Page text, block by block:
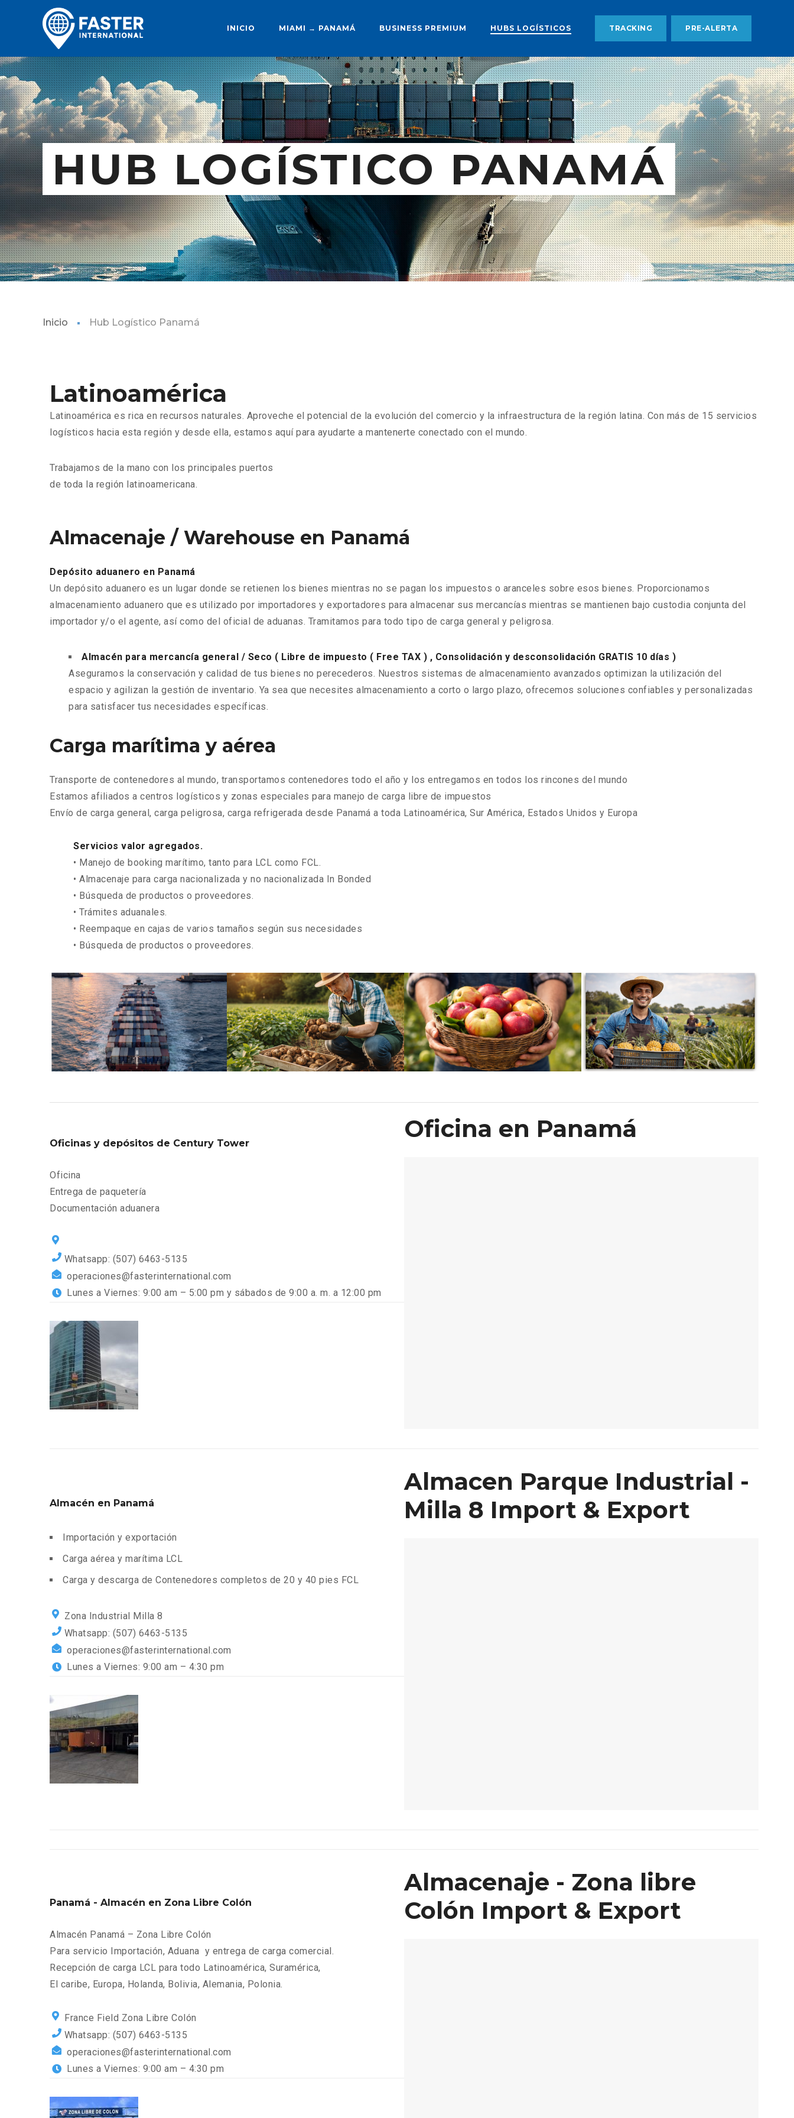
INICIO MIAMI → PANAMÁ BUSINESS PREMIUM HUBS LOGÍSTICOS TRACKING PRE-ALERTA
HUB LOGÍSTICO PANAMÁ
Inicio Hub Logístico Panamá
Latinoamérica
Latinoamérica es rica en recursos naturales. Aproveche el potencial de la evolución del comercio y la infraestructura de la región latina. Con más de 15 servicios
logísticos hacia esta región y desde ella, estamos aquí para ayudarte a mantenerte conectado con el mundo.
Trabajamos de la mano con los principales puertos
de toda la región latinoamericana.
Almacenaje / Warehouse en Panamá
Depósito aduanero en Panamá
Un depósito aduanero es un lugar donde se retienen los bienes mientras no se pagan los impuestos o aranceles sobre esos bienes. Proporcionamos
almacenamiento aduanero que es utilizado por importadores y exportadores para almacenar sus mercancías mientras se mantienen bajo custodia conjunta del
importador y/o el agente, así como del oficial de aduanas. Tramitamos para todo tipo de carga general y peligrosa.
Almacén para mercancía general / Seco ( Libre de impuesto ( Free TAX ) , Consolidación y desconsolidación GRATIS 10 días )
Aseguramos la conservación y calidad de tus bienes no perecederos. Nuestros sistemas de almacenamiento avanzados optimizan la utilización del
espacio y agilizan la gestión de inventario. Ya sea que necesites almacenamiento a corto o largo plazo, ofrecemos soluciones confiables y personalizadas
para satisfacer tus necesidades específicas.
Carga marítima y aérea
Transporte de contenedores al mundo, transportamos contenedores todo el año y los entregamos en todos los rincones del mundo
Estamos afiliados a centros logísticos y zonas especiales para manejo de carga libre de impuestos
Envío de carga general, carga peligrosa, carga refrigerada desde Panamá a toda Latinoamérica, Sur América, Estados Unidos y Europa
Servicios valor agregados.
• Manejo de booking marítimo, tanto para LCL como FCL.
• Almacenaje para carga nacionalizada y no nacionalizada In Bonded
• Búsqueda de productos o proveedores.
• Trámites aduanales.
• Reempaque en cajas de varios tamaños según sus necesidades
• Búsqueda de productos o proveedores.
Oficinas y depósitos de Century Tower
Oficina
Entrega de paquetería
Documentación aduanera
Whatsapp: (507) 6463-5135
operaciones@fasterinternational.com
Lunes a Viernes: 9:00 am – 5:00 pm y sábados de 9:00 a. m. a 12:00 pm
Oficina en Panamá
Almacén en Panamá
Importación y exportación
Carga aérea y marítima LCL
Carga y descarga de Contenedores completos de 20 y 40 pies FCL
Zona Industrial Milla 8
Whatsapp: (507) 6463-5135
operaciones@fasterinternational.com
Lunes a Viernes: 9:00 am – 4:30 pm
Almacen Parque Industrial -
Milla 8 Import & Export
Panamá - Almacén en Zona Libre Colón
Almacén Panamá – Zona Libre Colón
Para servicio Importación, Aduana y entrega de carga comercial.
Recepción de carga LCL para todo Latinoamérica, Suramérica,
El caribe, Europa, Holanda, Bolivia, Alemania, Polonia.
France Field Zona Libre Colón
Whatsapp: (507) 6463-5135
operaciones@fasterinternational.com
Lunes a Viernes: 9:00 am – 4:30 pm
Almacenaje - Zona libre
Colón Import & Export